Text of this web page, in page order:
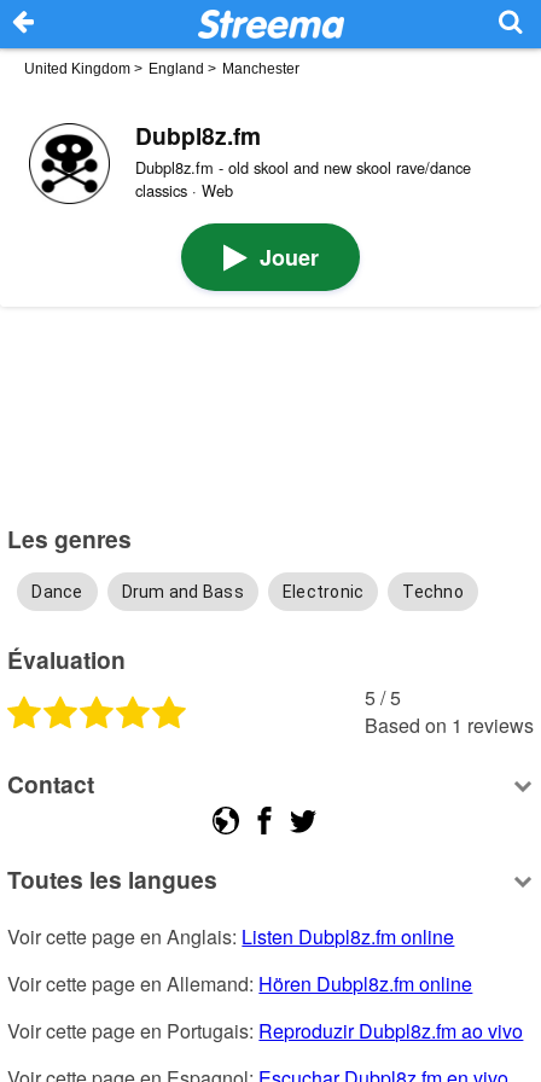
United Kingdom > England > Manchester
Dubpl8z.fm
Dubpl8z.fm - old skool and new skool rave/dance
classics · Web
Jouer
Les genres
Dance Drum and Bass Electronic Techno
Évaluation
5 /5
Based on 1 reviews
Contact
Toutes les langues
Voir cette page en Anglais: Listen Dubpl8z.fm online
Voir cette page en Allemand: Hören Dubpl8z.fm online
Voir cette page en Portugais: Reproduzir Dubpl8z.fm ao vivo